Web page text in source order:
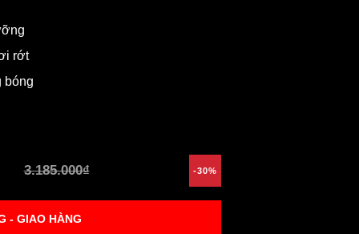
rớt
bóng
3.185.000₫ -30%
- GIAO HÀNG